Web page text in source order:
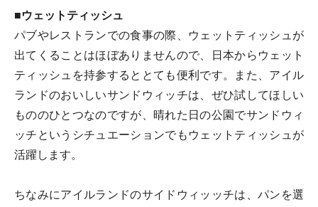
■ウェットティッシュ
パブやレストランでの食事の際、ウェットティッシュが
出てくることはほぼありませんので、日本からウェット
ティッシュを持参するととても便利です。また、アイル
ランドのおいしいサンドウィッチは、ぜひ試してほしい
もののひとつなのですが、晴れた日の公園でサンドウィ
ッチというシチュエーションでもウェットティッシュが
活躍します。
ちなみにアイルランドのサイドウィッッチは、パンを選